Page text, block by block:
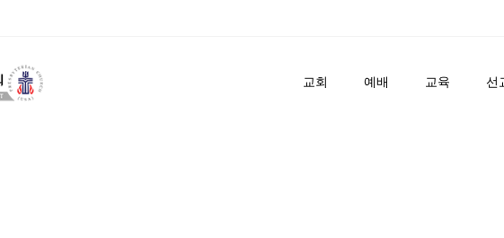
교회 예배 교육 선